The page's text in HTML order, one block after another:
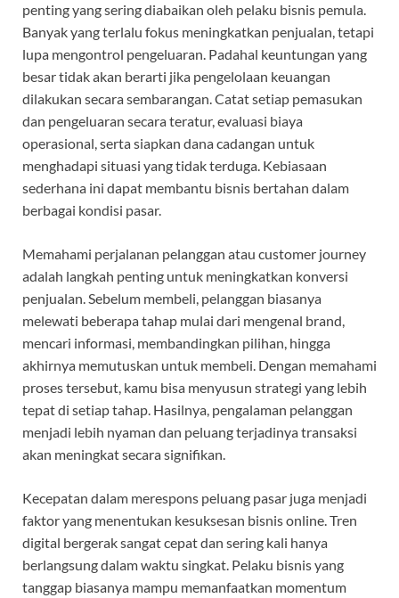
penting yang sering diabaikan oleh pelaku bisnis pemula.
Banyak yang terlalu fokus meningkatkan penjualan, tetapi
lupa mengontrol pengeluaran. Padahal keuntungan yang
besar tidak akan berarti jika pengelolaan keuangan
dilakukan secara sembarangan. Catat setiap pemasukan
dan pengeluaran secara teratur, evaluasi biaya
operasional, serta siapkan dana cadangan untuk
menghadapi situasi yang tidak terduga. Kebiasaan
sederhana ini dapat membantu bisnis bertahan dalam
berbagai kondisi pasar.
Memahami perjalanan pelanggan atau customer journey
adalah langkah penting untuk meningkatkan konversi
penjualan. Sebelum membeli, pelanggan biasanya
melewati beberapa tahap mulai dari mengenal brand,
mencari informasi, membandingkan pilihan, hingga
akhirnya memutuskan untuk membeli. Dengan memahami
proses tersebut, kamu bisa menyusun strategi yang lebih
tepat di setiap tahap. Hasilnya, pengalaman pelanggan
menjadi lebih nyaman dan peluang terjadinya transaksi
akan meningkat secara signifikan.
Kecepatan dalam merespons peluang pasar juga menjadi
faktor yang menentukan kesuksesan bisnis online. Tren
digital bergerak sangat cepat dan sering kali hanya
berlangsung dalam waktu singkat. Pelaku bisnis yang
tanggap biasanya mampu memanfaatkan momentum